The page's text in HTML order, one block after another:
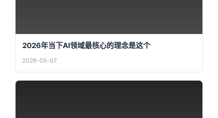
2026年当下AI领域最核心的理念是这个
2026-05-07